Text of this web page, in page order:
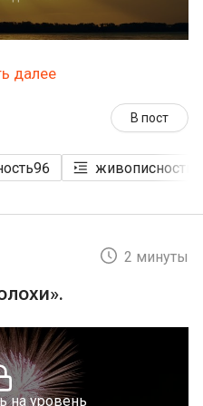
далее
В пост
96 живописность
2 минуты
на уровень